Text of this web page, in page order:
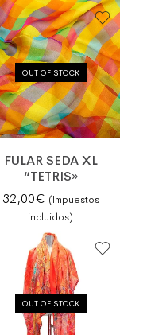
OUT OF STOCK
FULAR SEDA XL
“TETRIS»
32,00€ (Impuestos
incluidos)
OUT OF STOCK